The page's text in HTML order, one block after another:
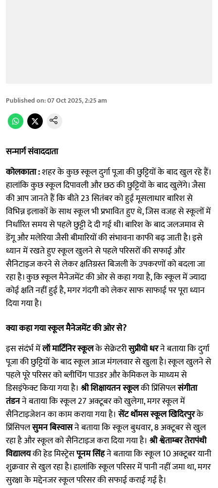
Published on:07 Oct 2025, 2:25 am
सन्मार्ग संवाददाता
कोलकाता :शहर के कुछ स्कूल दुर्गा पूजा की छुट्टियों के बाद खुल रहे हैं।
हालांकि कुछ स्कूल दिपावली और छठ की छुट्टियाें के बाद खुलेंगे। जैसा
की आप जानते हैं कि बीते 23 सितंबर को हुई मूसलाधार बारिश से
विभिन्न इलाकों के साथ स्कूल भी प्रभावित हुए थे, जिस वजह से स्कूलों में
निर्धारित समय से पहले छुट्टी दे दी गई थी। बारिश के बाद जलजमाव से
डेंगू और मलेरिया जैसी बीमारियों की संभावना काफी बढ़ जाती है। इसे
ध्यान में रखते हुए स्कूल खुलने से पहले परिसरों की सफाई और
सैनिटाइज करने से लेकर क्षतिग्रस्त बिजली के उपकरणों को बदला जा
रहा है। कुछ स्कूल मैनेजमेंट की ओर से कहा गया है, कि स्कूल में ज्यादा
कोई क्षति नहीं हुई है, मगर गंदगी को लेकर साफ साफाई पर पूरा ध्यान
दिया गया है।
क्या कहा गया स्कूल मैनेजमेंट की ओर से?
इस संदंर्भ मेंलॉ मार्टिनिर स्कूलके सेक्रेटरीसुप्रीयो धरने बताया कि दुर्गा
पूजा की छुट्टियों के बाद स्कूल आज मंगलवार से खुला है। स्कूल खुलने से
पहले पूरे परिसर को ब्लीचिंग पाउडर और केमिकल के माध्यम से
डिसइंफेक्ट किया गया है। श्री शिक्षायतन स्कूलकी प्रिंसिपलसंगीता
तंडनने बताया कि स्कूल 27 अक्टूबर को खुलेगा, मगर स्कूल में
सैनिटाइजेशन का काम कराया गया है।सेंट थॉमस स्कूल खिदिरपुरके
प्रिंसिपलसुमन बिस्वासने बताया कि स्कूल बुधवार, 8 अक्टूबर से खुल
रहा है और स्कूल को सैनिटाइज करा दिया गया है। श्री श्वेताम्बर तेरापंथी
विद्यालयकी हेड मिस्ट्रेसपूनम सिंहने बताया कि स्कूल 10 अक्टूबर यानी
शुक्रवार से खुल रहा है। हालांकि स्कूल परिसर में पानी नहीं जमा था, मगर
सुरक्षा के मद्देनजर स्कूल परिसर की सफाई कराई गई है।